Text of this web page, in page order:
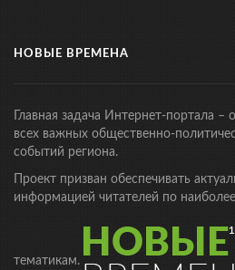
НОВЫЕ ВРЕМЕНА
Главная задача Интернет-портала –
всех важных общественно-
событий региона.
Проект призван обеспечивать
информацией читателей по
тематикам.